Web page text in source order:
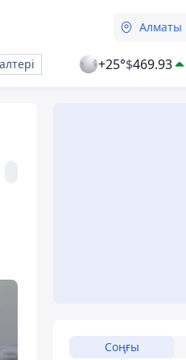
Алматы
+25°$469.93
Соңғы